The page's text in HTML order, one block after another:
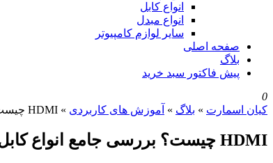
انواع کابل
انواع مبدل
سایر لوازم کامپیوتر
صفحه اصلی
بلاگ
پیش فاکتور سبد خرید
0
کیان اسمارت » بلاگ » آموزش های کاربردی » HDMI چیست؟ بررسی جامع انواع کابل HDMI و طریقه نصب آن
HDMI چیست؟ بررسی جامع انواع کابل HDMI و طریقه نصب آن